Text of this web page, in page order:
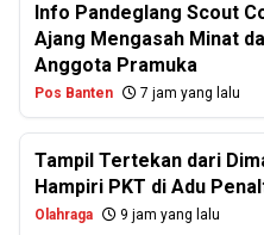
Info Pandeglang Scout
Ajang Mengasah Minat
Anggota Pramuka
Pos Banten 7 jam yang lalu
Tampil Tertekan dari
Hampiri PKT di Adu
Olahraga 9 jam yang lalu